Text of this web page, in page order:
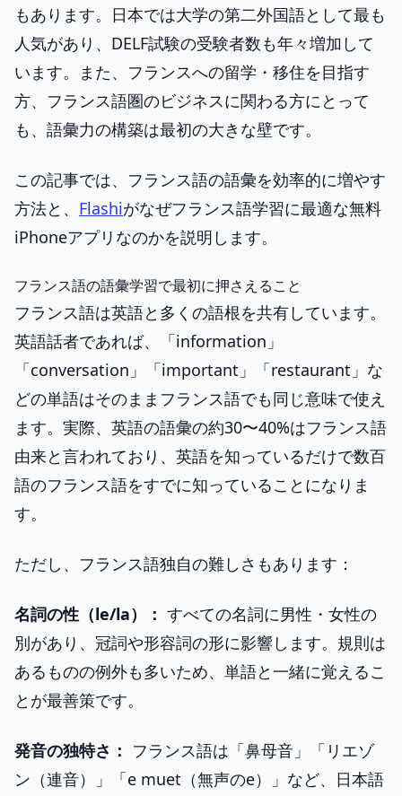
もあります。日本では大学の第二外国語として最も
人気があり、DELF試験の受験者数も年々増加して
います。また、フランスへの留学・移住を目指す
方、フランス語圏のビジネスに関わる方にとって
も、語彙力の構築は最初の大きな壁です。
この記事では、フランス語の語彙を効率的に増やす
方法と、 Flashiがなぜフランス語学習に最適な無料
iPhoneアプリなのかを説明します。
フランス語の語彙学習で最初に押さえること
フランス語は英語と多くの語根を共有しています。
英語話者であれば、「information」
「conversation」「important」「restaurant」な
どの単語はそのままフランス語でも同じ意味で使え
ます。実際、英語の語彙の約30〜40%はフランス語
由来と言われており、英語を知っているだけで数百
語のフランス語をすでに知っていることになりま
す。
ただし、フランス語独自の難しさもあります：
名詞の性（le/la）： すべての名詞に男性・女性の
別があり、冠詞や形容詞の形に影響します。規則は
あるものの例外も多いため、単語と一緒に覚えるこ
とが最善策です。
発音の独特さ： フランス語は「鼻母音」「リエゾ
ン（連音）」「e muet（無声のe）」など、日本語